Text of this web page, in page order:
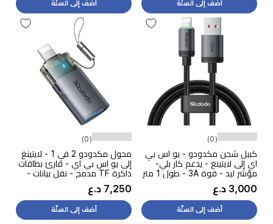
أضف إلى السلّة أضف إلى السلّة
(0)
كيبل شحن مكدودو - يو اس بي
اي إلى لايتينغ - يدعم كار بلي-
مؤشر ليد - قوة 3A - طول 1 متر
- أسود
3,000 د.ع
أضف إلى السلّة
(0)
محول مكدودو 2 في 1 - لايتينغ
إلى يو اس بي اي - قارئ بطاقات
ذاكرة TF مدمج - نقل بيانات -
رمادي
7,250 د.ع
أضف إلى السلّة